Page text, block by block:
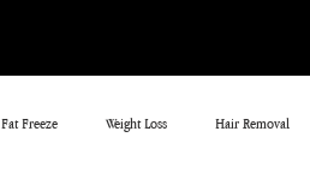
Fat Freeze Weight Loss Hair Removal